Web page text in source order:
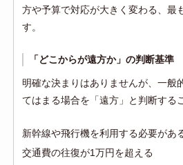
方や予算で対応が大きく変わる、最
す。
「どこからが遠方か」の判断基準
明確な決まりはありませんが、一般
てはまる場合を「遠方」と判断する
新幹線や飛行機を利用する必要があ
交通費の往復が1万円を超える